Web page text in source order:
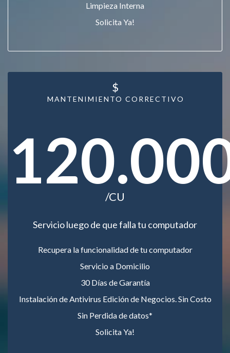
Limpieza Interna
Solicita Ya!
MANTENIMIENTO CORRECTIVO
$
/CU
Servicio luego de que falla tu computador
Recupera la funcionalidad de tu computador
Servicio a Domicilio
30 Días de Garantía
Instalación de Antivirus Edición de Negocios. Sin Costo
Sin Perdida de datos*
Solicita Ya!